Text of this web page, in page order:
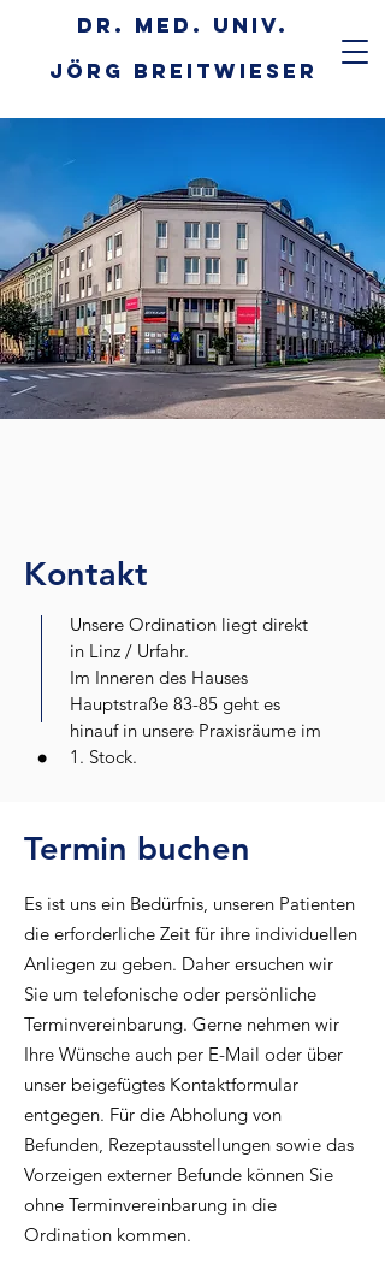
DR. MED. UNIV.
JÖRG BREITWIESER
Kontakt
Unsere Ordination liegt direkt
in Linz / Urfahr.
Im Inneren des Hauses
Hauptstraße 83-85 geht es
hinauf in unsere Praxisräume im
1. Stock.
Termin buchen
Es ist uns ein Bedürfnis, unseren Patienten
die erforderliche Zeit für ihre individuellen
Anliegen zu geben. Daher ersuchen wir
Sie um telefonische oder persönliche
Terminvereinbarung. Gerne nehmen wir
Ihre Wünsche auch per E-Mail oder über
unser beigefügtes Kontaktformular
entgegen. Für die Abholung von
Befunden, Rezeptausstellungen sowie das
Vorzeigen externer Befunde können Sie
ohne Terminvereinbarung in die
Ordination kommen.